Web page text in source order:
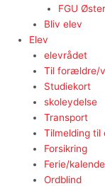
FGU
Bliv elev
Elev
elevrådet
Til forældre/
Studiekort
skoleydelse
Transport
Tilmelding til
Forsikring
Ferie/
Ordblind